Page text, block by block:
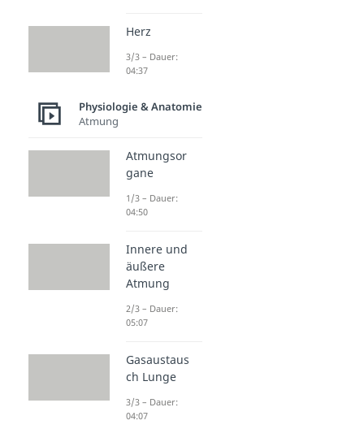
Herz
3/3 – Dauer:
04:37
Physiologie & Anatomie
Atmung
Atmungsor
gane
1/3 – Dauer:
04:50
Innere und
äußere
Atmung
2/3 – Dauer:
05:07
Gasaustaus
ch Lunge
3/3 – Dauer:
04:07